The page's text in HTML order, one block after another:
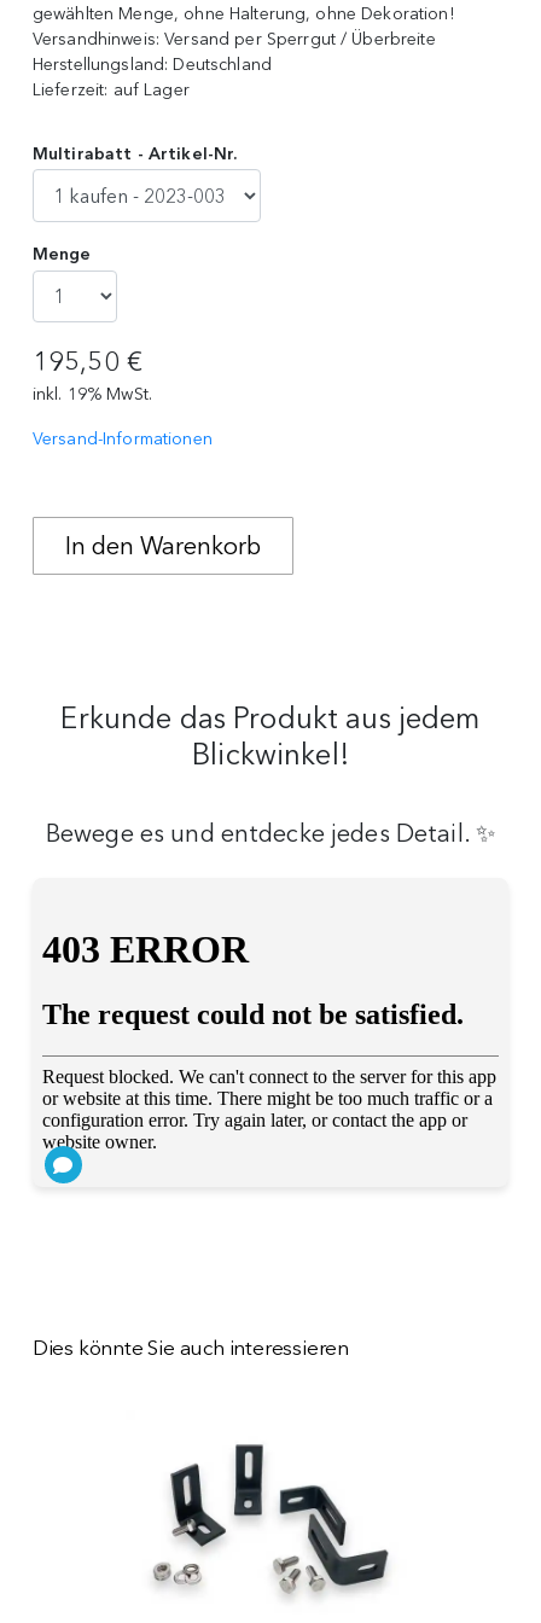
gewählten Menge, ohne Halterung, ohne Dekoration!
Versandhinweis:Versand per Sperrgut / Überbreite
Herstellungsland: Deutschland
Lieferzeit: auf Lager
Multirabatt - Artikel-Nr.
Menge
195,50 €
inkl. 19% MwSt.
Versand-Informationen
Erkunde das Produkt aus jedem
Blickwinkel!
Bewege es und entdecke jedes Detail. ✨
Dies könnte Sie auch interessieren